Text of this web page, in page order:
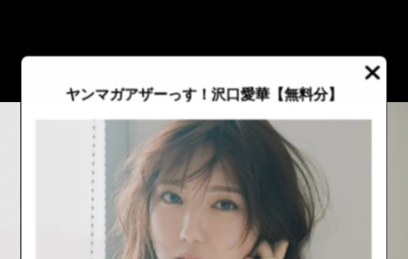
ヤンマガアザーっす！沢口愛華【無料分】